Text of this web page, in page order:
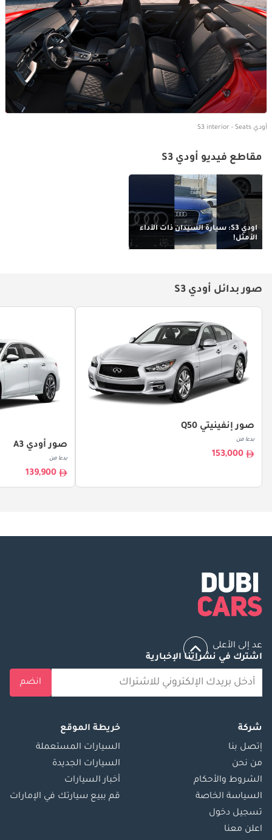
أودي S3 interior - Seats
مقاطع فيديو أودي S3
أودي S3: سيارة السيدان ذات الأداء
الأمثل!
صور بدائل أودي S3
صور إنفينيتي Q50
بدءا من
153,000
صور أودي A3
بدءا من
139,900
عد إلى الأعلى
اشترك في نشراتنا الإخبارية
انضم
شركة
إتصل بنا
من نحن
الشروط والأحكام
السياسة الخاصة
تسجيل دخول
اعلن معنا
خريطة الموقع
السيارات المستعملة
السيارات الجديدة
أخبار السيارات
قم ببيع سيارتك في الإمارات